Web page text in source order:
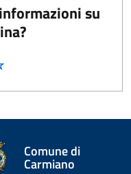
su
Comune di
Carmiano